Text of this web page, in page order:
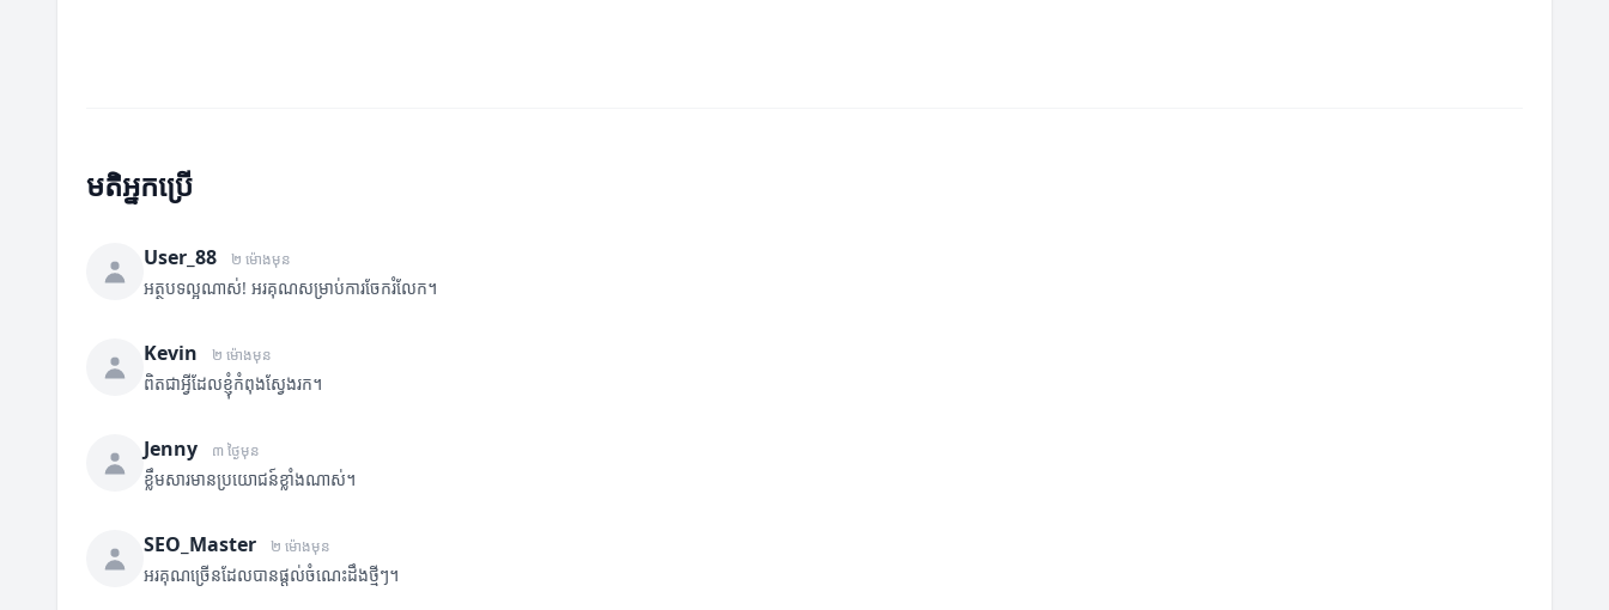
មតិអ្នកប្រើ
User_88 ២ ម៉ោងមុន
អត្ថបទល្អណាស់! អរគុណសម្រាប់ការចែករំលែក។
Kevin ២ ម៉ោងមុន
ពិតជាអ្វីដែលខ្ញុំកំពុងស្វែងរក។
Jenny ៣ ថ្ងៃមុន
ខ្លឹមសារមានប្រយោជន៍ខ្លាំងណាស់។
SEO_Master ២ ម៉ោងមុន
អរគុណច្រើនដែលបានផ្តល់ចំណេះដឹងថ្មីៗ។